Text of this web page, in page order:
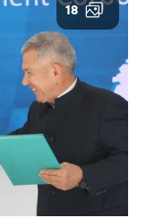
18